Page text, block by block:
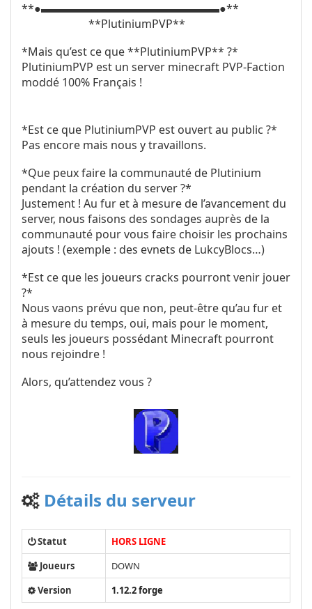
**●▬▬▬▬▬▬▬▬▬▬▬▬▬▬▬▬●**
**PlutiniumPVP**
*Mais qu’est ce que **PlutiniumPVP** ?*
PlutiniumPVP est un server minecraft PVP-Faction
moddé 100% Français !
*Est ce que PlutiniumPVP est ouvert au public ?*
Pas encore mais nous y travaillons.
*Que peux faire la communauté de Plutinium
pendant la création du server ?*
Justement ! Au fur et à mesure de l’avancement du
server, nous faisons des sondages auprès de la
communauté pour vous faire choisir les prochains
ajouts ! (exemple : des evnets de LukcyBlocs…)
*Est ce que les joueurs cracks pourront venir jouer
?*
Nous vaons prévu que non, peut-être qu’au fur et
à mesure du temps, oui, mais pour le moment,
seuls les joueurs possédant Minecraft pourront
nous rejoindre !
Alors, qu’attendez vous ?
Détails du serveur
Statut
HORS LIGNE
Joueurs
DOWN
Version
1.12.2 forge